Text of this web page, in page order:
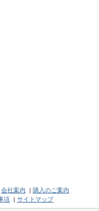
会社案内 | 購入のご案内
項 | サイトマップ